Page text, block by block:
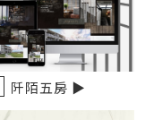
阡陌五房 ▶️